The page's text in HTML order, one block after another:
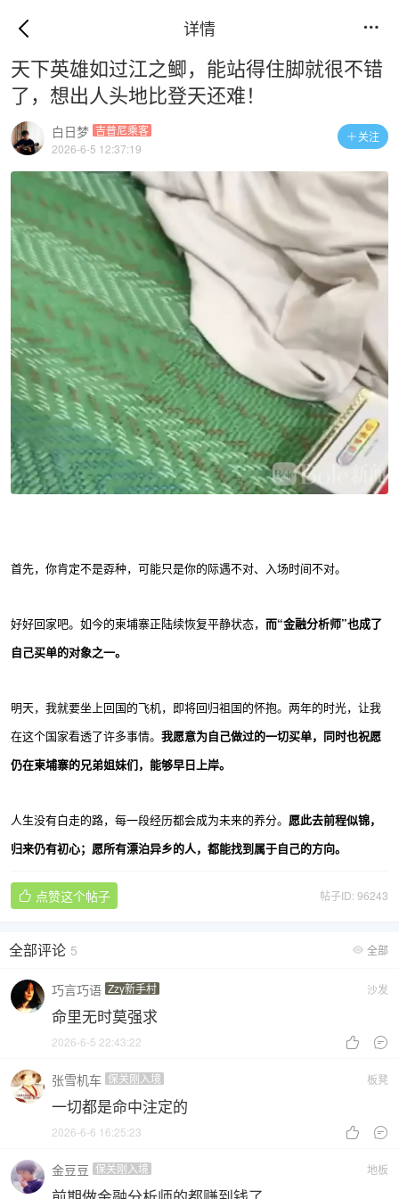
详情 
天下英雄如过江之鲫，能站得住脚就很不错
了，想出人头地比登天还难！
关注
白日梦 吉普尼乘客
2026-6-5 12:37:19
首先，你肯定不是孬种，可能只是你的际遇不对、入场时间不对。
好好回家吧。如今的柬埔寨正陆续恢复平静状态， 而“金融分析师”也成了
自己买单的对象之一。
明天，我就要坐上回国的飞机，即将回归祖国的怀抱。两年的时光，让我
在这个国家看透了许多事情。 我愿意为自己做过的一切买单，同时也祝愿
仍在柬埔寨的兄弟姐妹们，能够早日上岸。
人生没有白走的路，每一段经历都会成为未来的养分。 愿此去前程似锦，
归来仍有初心；愿所有漂泊异乡的人，都能找到属于自己的方向。
帖子ID: 96243
 点赞这个帖子
 全部
全部评论 5
沙发
巧言巧语 Zzy新手村
命里无时莫强求
 
2026-6-5 22:43:22
板凳
张雪机车 保关刚入境
一切都是命中注定的
 
2026-6-6 16:25:23
地板
金豆豆 保关刚入境